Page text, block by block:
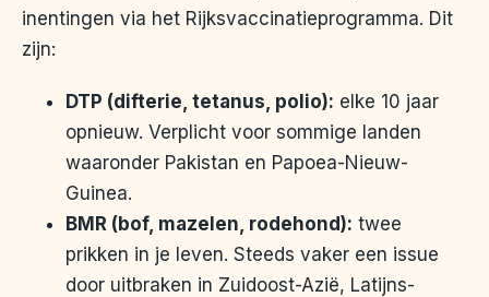
inentingen via het Rijksvaccinatieprogramma. Dit
zijn:
DTP (difterie, tetanus, polio): elke 10 jaar
opnieuw. Verplicht voor sommige landen
waaronder Pakistan en Papoea-Nieuw-
Guinea.
BMR (bof, mazelen, rodehond): twee
prikken in je leven. Steeds vaker een issue
door uitbraken in Zuidoost-Azië, Latijns-